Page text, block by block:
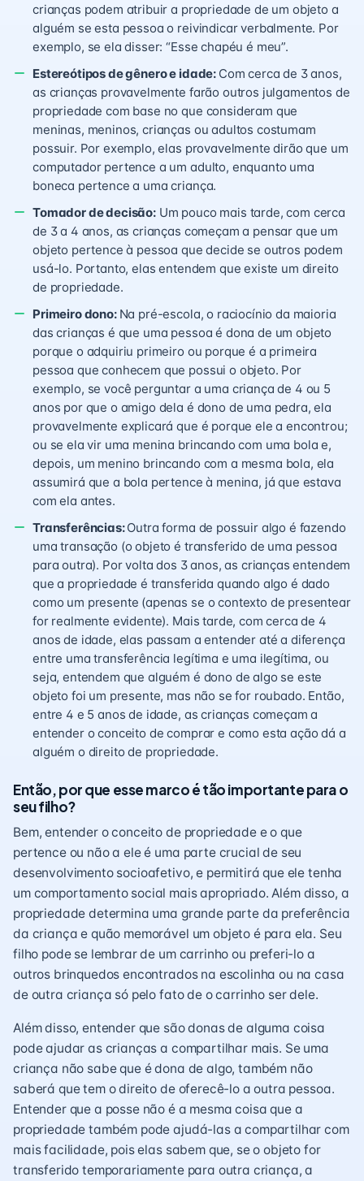
crianças podem atribuir a propriedade de um objeto a
alguém se esta pessoa o reivindicar verbalmente. Por
exemplo, se ela disser: “Esse chapéu é meu”.
Estereótipos de gênero e idade: Com cerca de 3 anos,
as crianças provavelmente farão outros julgamentos de
propriedade com base no que consideram que
meninas, meninos, crianças ou adultos costumam
possuir. Por exemplo, elas provavelmente dirão que um
computador pertence a um adulto, enquanto uma
boneca pertence a uma criança.
Tomador de decisão:Um pouco mais tarde, com cerca
de 3 a 4 anos, as crianças começam a pensar que um
objeto pertence à pessoa que decide se outros podem
usá-lo. Portanto, elas entendem que existe um direito
de propriedade.
Primeiro dono: Na pré-escola, o raciocínio da maioria
das crianças é que uma pessoa é dona de um objeto
porque o adquiriu primeiro ou porque é a primeira
pessoa que conhecem que possui o objeto. Por
exemplo, se você perguntar a uma criança de 4 ou 5
anos por que o amigo dela é dono de uma pedra, ela
provavelmente explicará que é porque ele a encontrou;
ou se ela vir uma menina brincando com uma bola e,
depois, um menino brincando com a mesma bola, ela
assumirá que a bola pertence à menina, já que estava
com ela antes.
Transferências:Outra forma de possuir algo é fazendo
uma transação (o objeto é transferido de uma pessoa
para outra). Por volta dos 3 anos, as crianças entendem
que a propriedade é transferida quando algo é dado
como um presente (apenas se o contexto de presentear
for realmente evidente). Mais tarde, com cerca de 4
anos de idade, elas passam a entender até a diferença
entre uma transferência legítima e uma ilegítima, ou
seja, entendem que alguém é dono de algo se este
objeto foi um presente, mas não se for roubado. Então,
entre 4 e 5 anos de idade, as crianças começam a
entender o conceito de comprar e como esta ação dá a
alguém o direito de propriedade.
Então, por que esse marco é tão importante para o
seu filho?
Bem, entender o conceito de propriedade e o que
pertence ou não a ele é uma parte crucial de seu
desenvolvimento socioafetivo, e permitirá que ele tenha
um comportamento social mais apropriado. Além disso, a
propriedade determina uma grande parte da preferência
da criança e quão memorável um objeto é para ela. Seu
filho pode se lembrar de um carrinho ou preferi-lo a
outros brinquedos encontrados na escolinha ou na casa
de outra criança só pelo fato de o carrinho ser dele.
Além disso, entender que são donas de alguma coisa
pode ajudar as crianças a compartilhar mais. Se uma
criança não sabe que é dona de algo, também não
saberá que tem o direito de oferecê-lo a outra pessoa.
Entender que a posse não é a mesma coisa que a
propriedade também pode ajudá-las a compartilhar com
mais facilidade, pois elas sabem que, se o objeto for
transferido temporariamente para outra criança, a